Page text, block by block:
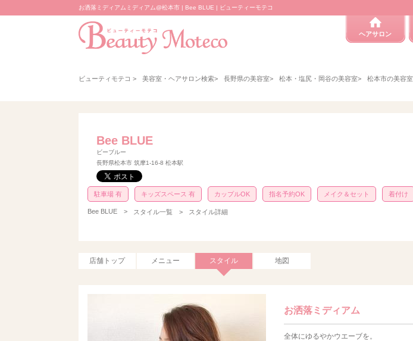
お洒落ミディアムミディアム@松本市 | Bee BLUE | ビューティーモテコ
ヘアサロン
ビューティモテコ > 美容室・ヘアサロン検索> 長野県の美容室> 松本・塩尻・岡谷の美容室> 松本市の美容室
Bee BLUE
ビーブルー
長野県松本市 筑摩1-16-8 松本駅
駐車場 有 キッズスペース 有 カップルOK 指名予約OK メイク＆セット 着付け
Bee BLUE > スタイル一覧 > スタイル詳細
店舗トップ メニュー スタイル 地図
お洒落ミディアム
全体にゆるやかウエーブを。